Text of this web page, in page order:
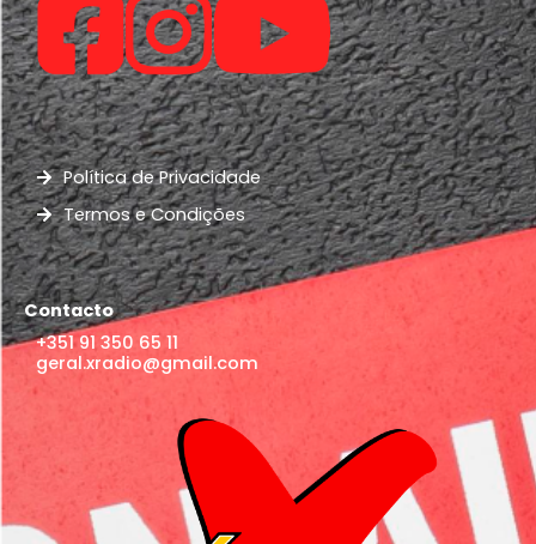
Política de Privacidade
Termos e Condições
Contacto
+351 91 350 65 11
geral.xradio@gmail.com